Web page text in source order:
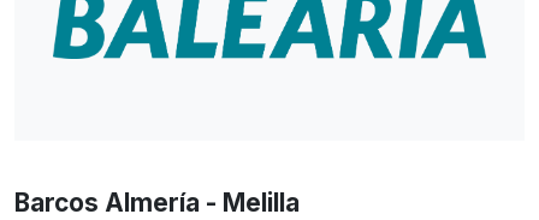
Barcos Almería - Melilla